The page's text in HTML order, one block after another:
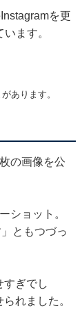
を更
ます。
あります。
の画像を公
ショット。
ともつづっ
すぎでし
れました。